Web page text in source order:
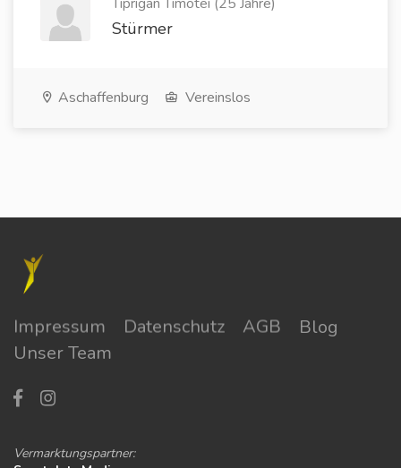
Stürmer
Aschaffenburg Vereinslos
Impressum Datenschutz AGB
Blog
Unser Team
Vermarktungspartner: